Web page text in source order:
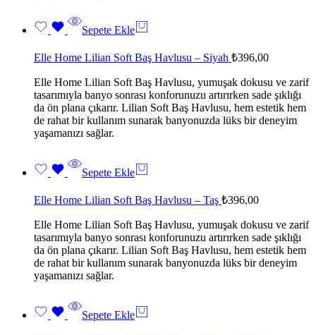
Sepete Ekle
Elle Home Lilian Soft Baş Havlusu – Siyah ₺396,00
Elle Home Lilian Soft Baş Havlusu, yumuşak dokusu ve zarif
tasarımıyla banyo sonrası konforunuzu artırırken sade şıklığı
da ön plana çıkarır. Lilian Soft Baş Havlusu, hem estetik hem
de rahat bir kullanım sunarak banyonuzda lüks bir deneyim
yaşamanızı sağlar.
Sepete Ekle
Elle Home Lilian Soft Baş Havlusu – Taş ₺396,00
Elle Home Lilian Soft Baş Havlusu, yumuşak dokusu ve zarif
tasarımıyla banyo sonrası konforunuzu artırırken sade şıklığı
da ön plana çıkarır. Lilian Soft Baş Havlusu, hem estetik hem
de rahat bir kullanım sunarak banyonuzda lüks bir deneyim
yaşamanızı sağlar.
Sepete Ekle